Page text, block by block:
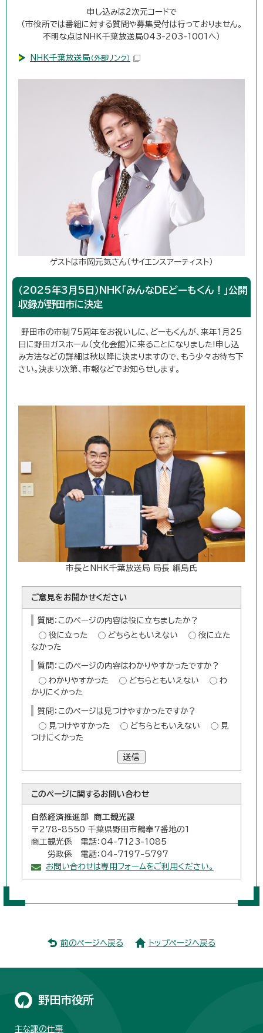
申し込みは2次元コードで
（市役所では番組に対する質問や募集受付は行っておりません。
不明な点はNHK千葉放送局043-203-1001へ）
NHK千葉放送局 （外部リンク）
ゲストは市岡元気さん（サイエンスアーティスト）
（2025年3月5日）NHK「みんなDEどーもくん！」公開
収録が野田市に決定
野田市の市制75周年をお祝いしに、どーもくんが、来年1月25
日に野田ガスホール（文化会館）に来ることになりました!申し込
み方法などの詳細は秋以降に決まりますので、もう少々お待ち下
さい。決まり次第、市報などでお知らせします。
市長とNHK千葉放送局 局長 綱島氏
ご意見をお聞かせください
質問：このページの内容は役に立ちましたか？
役に立った
どちらともいえない
役に立た
なかった
質問：このページの内容はわかりやすかったですか？
わかりやすかった
どちらともいえない
わ
かりにくかった
質問：このページは見つけやすかったですか？
見つけやすかった
どちらともいえない
見
つけにくかった
送信
このページに関するお問い合わせ
自然経済推進部 商工観光課
〒278-8550 千葉県野田市鶴奉7番地の1
商工観光係 電話：04-7123-1085
労政係 電話：04-7197-5797
お問い合わせは専用フォームをご利用ください。
前のページへ戻る トップページへ戻る
野田市役所
主な課の仕事